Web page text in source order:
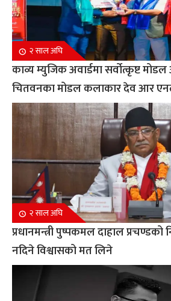
२ साल अघि
काव्य म्युजिक अवार्डमा सर्वोत्कृष्ट
चितवनका मोडल कलाकार देव आर
२ साल अघि
प्रधानमन्त्री पुष्पकमल दाहाल प्रचण्डको
नदिने विश्वासको मत लिने